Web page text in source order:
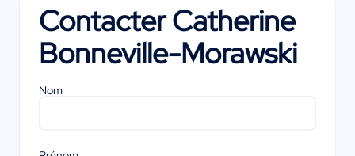
ContacterCatherine
Bonneville-Morawski
Nom